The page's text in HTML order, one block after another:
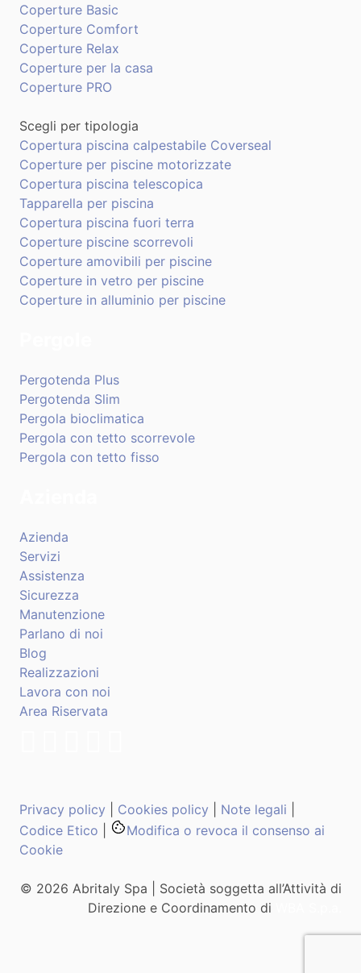
Coperture Basic
Coperture Comfort
Coperture Relax
Coperture per la casa
Coperture PRO
Scegli per tipologia
Copertura piscina calpestabile Coverseal
Coperture per piscine motorizzate
Copertura piscina telescopica
Tapparella per piscina
Copertura piscina fuori terra
Coperture piscine scorrevoli
Coperture amovibili per piscine
Coperture in vetro per piscine
Coperture in alluminio per piscine
Pergotenda Plus
Pergotenda Slim
Pergola bioclimatica
Pergola con tetto scorrevole
Pergola con tetto fisso
Azienda
Servizi
Assistenza
Sicurezza
Manutenzione
Parlano di noi
Blog
Realizzazioni
Lavora con noi
Area Riservata
Privacy policy Cookies policy Note legali
Codice Etico
Modifica o revoca il consenso ai
Cookie
© 2026 Abritaly Spa | Società soggetta all’Attività di
Direzione e Coordinamento di